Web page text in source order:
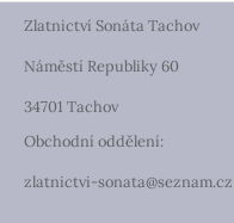
Zlatnictví Sonáta Tachov
Náměstí Republiky 60
34701 Tachov
Obchodní oddělení:
zlatnictvi-sonata@seznam.cz